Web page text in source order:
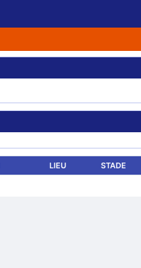
LIEU STADE